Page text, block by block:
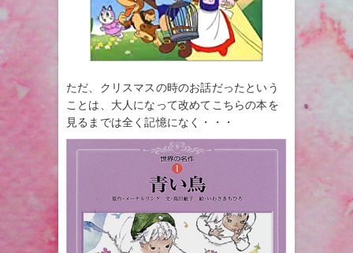
ただ、クリスマスの時のお話だったという
ことは、大人になって改めてこちらの本を
見るまでは全く記憶になく・・・